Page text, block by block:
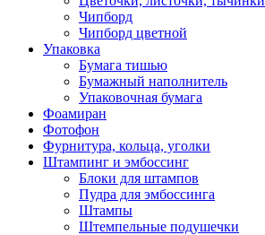
Чипборд
Чипборд цветной
Упаковка
Бумага тишью
Бумажный наполнитель
Упаковочная бумага
Фоамиран
Фотофон
Фурнитура, кольца, уголки
Штампинг и эмбоссинг
Блоки для штампов
Пудра для эмбоссинга
Штампы
Штемпельные подушечки